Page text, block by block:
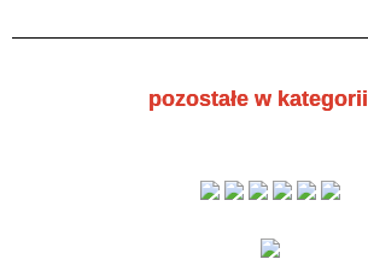
pozostałe w kategorii